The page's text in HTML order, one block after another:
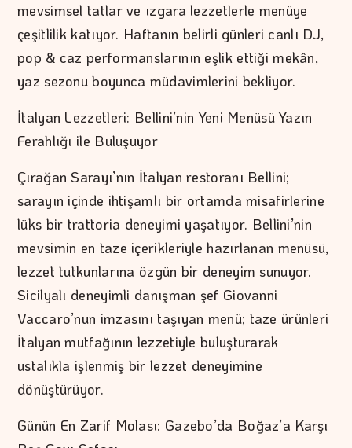
mevsimsel tatlar ve ızgara lezzetlerle menüye
çeşitlilik katıyor. Haftanın belirli günleri canlı DJ,
pop & caz performanslarının eşlik ettiği mekân,
yaz sezonu boyunca müdavimlerini bekliyor.
İtalyan Lezzetleri: Bellini’nin Yeni Menüsü Yazın
Ferahlığı ile Buluşuyor
Çırağan Sarayı’nın İtalyan restoranı Bellini;
sarayın içinde ihtişamlı bir ortamda misafirlerine
lüks bir trattoria deneyimi yaşatıyor. Bellini’nin
mevsimin en taze içerikleriyle hazırlanan menüsü,
lezzet tutkunlarına özgün bir deneyim sunuyor.
Sicilyalı deneyimli danışman şef Giovanni
Vaccaro’nun imzasını taşıyan menü; taze ürünleri
İtalyan mutfağının lezzetiyle buluşturarak
ustalıkla işlenmiş bir lezzet deneyimine
dönüştürüyor.
Günün En Zarif Molası: Gazebo’da Boğaz’a Karşı